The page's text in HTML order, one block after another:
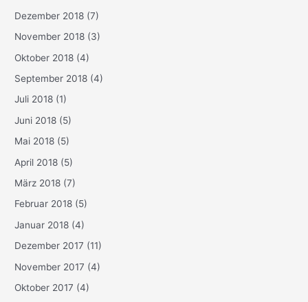
Dezember 2018 (7)
November 2018 (3)
Oktober 2018 (4)
September 2018 (4)
Juli 2018 (1)
Juni 2018 (5)
Mai 2018 (5)
April 2018 (5)
März 2018 (7)
Februar 2018 (5)
Januar 2018 (4)
Dezember 2017 (11)
November 2017 (4)
Oktober 2017 (4)